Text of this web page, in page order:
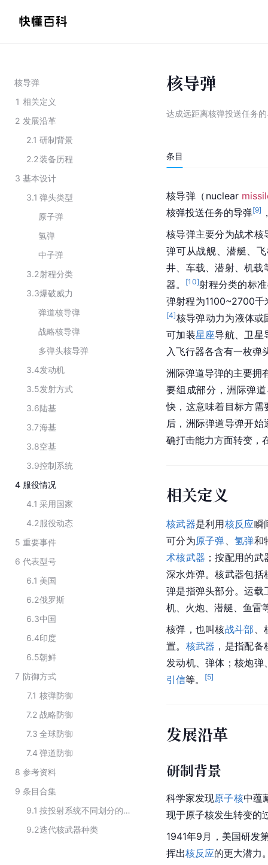
核导弹
1 相关定义
2 发展沿革
2.1 研制背景
2.2装备历程
3 基本设计
3.1 弹头类型
原子弹
氢弹
中子弹
3.2射程分类
3.3爆破威力
弹道核导弹
战略核导弹
多弹头核导弹
3.4发动机
3.5发射方式
3.6陆基
3.7海基
3.8空基
3.9控制系统
4 服役情况
4.1 采用国家
4.2服役动态
5 重要事件
6 代表型号
6.1 美国
6.2俄罗斯
6.3中国
6.4印度
6.5朝鲜
7 防御方式
7.1 核弹防御
7.2 战略防御
7.3 全球防御
7.4 弹道防御
8 参考资料
9 条目合集
9.1
按投射系统不同划分的核武器
9.2迭代核武器种类
核导弹
达成远距离核弹投送任务
条目
核导弹（nuclear
核弹投送任务的导弹[9]
核导弹主要分为战术核
弹可从战舰、潜艇、
井、车载、潜射、机载
器。
[10]射程分类的标
弹射程为1100~2700
[4]核导弹动力为液体
可加装星座导航、卫星
入飞行器各含有一枚弹
洲际弹道导弹的主要拥
要组成部分，洲际弹
快，这意味着目标方需
后，洲际弹道导弹开
确打击能力方面转变，
相关定义
核武器是利用核反应瞬
可分为原子弹 、氢弹和
术核武器 ；按配用的
深水炸弹。核武器包括
弹是指弹头部分。运
机、火炮、潜艇、 鱼雷
核弹 ，也叫核战斗部
置。 核武器 ，是指配
发动机、弹体；核炮弹
引信等。 [5]
发展沿革
研制背景
科学家发现原子核中蕴
现于原子核发生转变的
1941年9月，美国研发
挥出核反应的更大潜力